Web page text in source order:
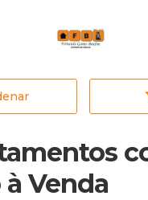
Página
Venda